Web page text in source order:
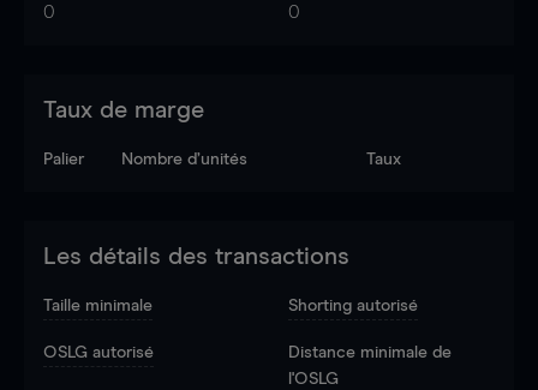
0 0
Taux de marge
Palier Nombre d’unités Taux
Les détails des transactions
Taille minimale Shorting autorisé
OSLG autorisé
Distance minimale de
l'OSLG